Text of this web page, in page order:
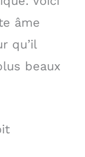
âme
qu’il
beaux